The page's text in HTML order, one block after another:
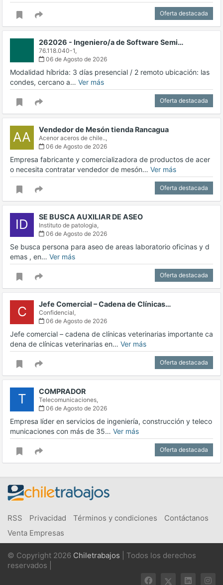
Oferta destacada
262026 - Ingeniero/a de Software Semi…
76.118.040-1,
06 de Agosto de 2026
Modalidad híbrida: 3 días presencial / 2 remoto ubicación: las
condes, cercano a… Ver más
Oferta destacada
AA Vendedor de Mesón tienda Rancagua
Acenor aceros de chile..,
06 de Agosto de 2026
Empresa fabricante y comercializadora de productos de acer
o necesita contratar vendedor de mesón… Ver más
Oferta destacada
ID SE BUSCA AUXILIAR DE ASEO
Instituto de patologia,
06 de Agosto de 2026
Se busca persona para aseo de areas laboratorio oficinas y d
emas , en… Ver más
Oferta destacada
C Jefe Comercial – Cadena de Clínicas…
Confidencial,
06 de Agosto de 2026
Jefe comercial – cadena de clínicas veterinarias importante ca
dena de clínicas veterinarias en… Ver más
Oferta destacada
T COMPRADOR
Telecomunicaciones,
06 de Agosto de 2026
Empresa líder en servicios de ingeniería, construcción y teleco
municaciones con más de 35… Ver más
Oferta destacada
RSS Privacidad Términos y condiciones
Contáctanos
Venta Empresas
© Copyright 2026 Chiletrabajos | Todos los derechos
reservados |